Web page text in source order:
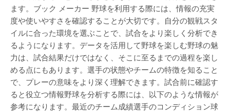
ます。ブック メーカー 野球を利用する際には、情報の充実
度や使いやすさを確認することが大切です。自分の観戦スタ
イルに合った環境を選ぶことで、試合をより楽しく分析でき
るようになります。データを活用して野球を楽しむ野球の魅
力は、試合結果だけではなく、そこに至るまでの過程を楽し
める点にもあります。選手の状態やチームの特徴を知ること
で、プレーの意味をより深く理解できます。試合前に確認す
ると役立つ情報野球を分析する際には、以下のような情報が
参考になります。最近のチーム成績選手のコンディション球